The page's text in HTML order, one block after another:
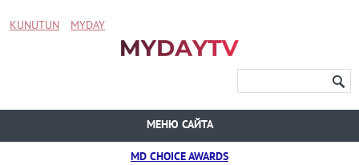
KUNUTUN MYDAY
МЕНЮ САЙТА
MD CHOICE AWARDS